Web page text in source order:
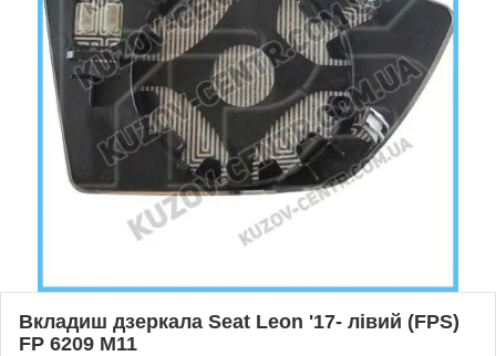
Вкладиш дзеркала Seat Leon '17- лівий (FPS)
FP 6209 M11